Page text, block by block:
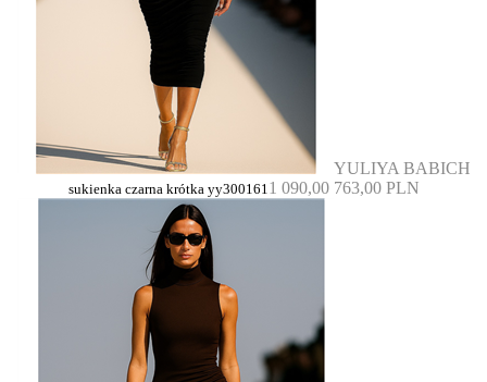
YULIYA BABICH
sukienka czarna krótka yy3001611 090,00 763,00 PLN